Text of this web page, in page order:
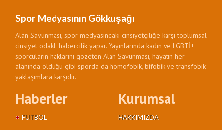
Spor Medyasının Gökkuşağı
Alan Savunması, spor medyasındaki cinsiyetçiliğe karşı toplumsal
cinsiyet odaklı habercilik yapar. Yayınlarında kadın ve LGBTİ+
sporcuların haklarını gözeten Alan Savunması, hayatın her
alanında olduğu gibi sporda da homofobik, bifobik ve transfobik
yaklaşımlara karşıdır.
Haberler
FUTBOL
Kurumsal
HAKKIMIZDA